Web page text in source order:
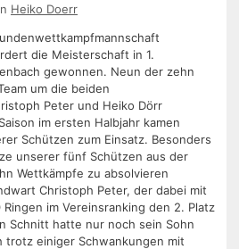
Heiko Doerr
die Meisterschaft in 1.
gewonnen. Neun der zehn
um die beiden
Peter und Heiko Dörr
im ersten Halbjahr kamen
Schützen zum Einsatz. Besonders
unserer fünf Schützen aus der
Wettkämpfe zu absolvieren
Christoph Peter, der dabei mit
im Vereinsranking den 2. Platz
Schnitt hatte nur noch sein Sohn
trotz einiger Schwankungen mit